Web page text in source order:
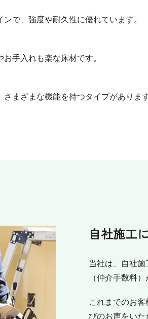
で、強度や耐久性に優れています。
手入れも楽な床材です。
まざまな機能を持つタイプがあります
自社施工
当社は、自社
（仲介手数料
これまでのお
びのお声をいた